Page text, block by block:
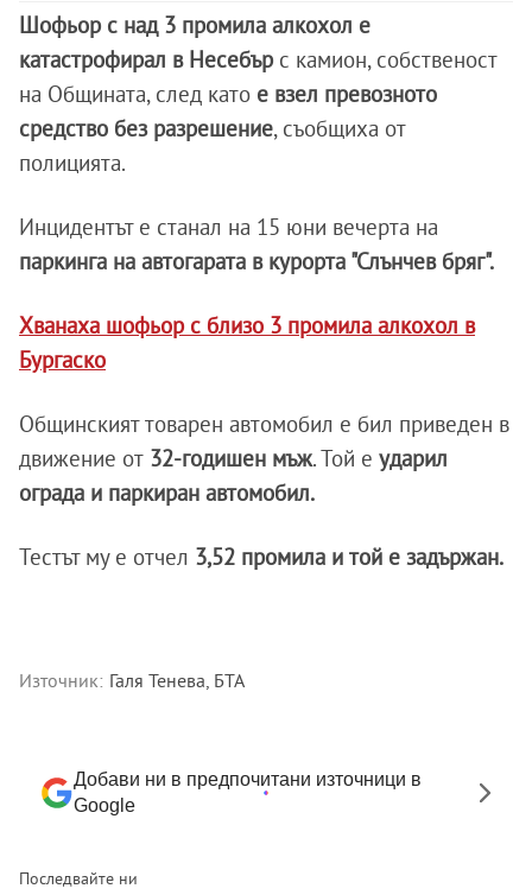
Шофьор с над 3 промила алкохол е
катастрофирал в Несебър с камион, собственост
на Общината, след като е взел превозното
средство без разрешение, съобщиха от
полицията.
Инцидентът е станал на 15 юни вечерта на
паркинга на автогарата в курорта "Слънчев бряг".
Хванаха шофьор с близо 3 промила алкохол в
Бургаско
Общинският товарен автомобил е бил приведен в
движение от 32-годишен мъж. Той е ударил
ограда и паркиран автомобил.
Тестът му е отчел 3,52 промила и той е задържан.
Източник: Галя Тенева, БТА
Добави ни в предпочитани източници в
Google
Последвайте ни